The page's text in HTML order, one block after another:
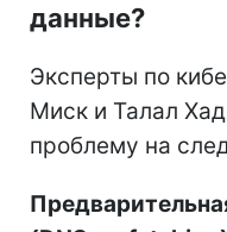
данные?
Эксперты по
Миск и Талал
проблему на